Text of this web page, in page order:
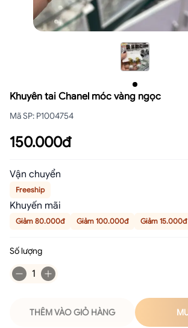
Khuyên tai Chanel móc vàng ngọc
Mã SP: P1004754
150.000đ
Vận chuyển
Freeship
Khuyến mãi
Giảm 80.000đ Giảm 100.000đ Giảm 15.000đ
Số lượng
1
THÊM VÀO GIỎ HÀNG